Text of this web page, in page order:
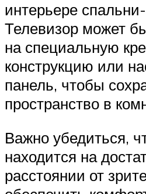
интерьере
Телевизор может
на специальную
конструкцию или
панель, чтобы
пространство в
Важно убедиться,
находится на
расстоянии от